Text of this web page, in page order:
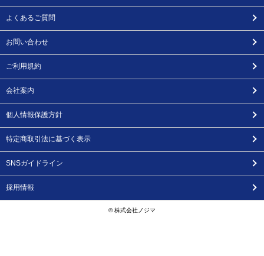
よくあるご質問
お問い合わせ
ご利用規約
会社案内
個人情報保護方針
特定商取引法に基づく表示
SNSガイドライン
採用情報
© 株式会社ノジマ